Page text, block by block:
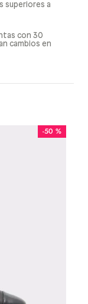
superiores a
con 30
cambios en
-50 %